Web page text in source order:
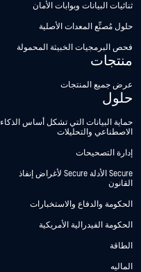
ثنائيات البيانات وبوابات الأمان
حلول مُصنِّع المعدات الأصلية
فحص البرمجيات الخبيثة المحمولة
منتجات
عرض جميع المنتجات
حلول
حماية البيانات التي تشكل أساس الذكاء
الاصطناعي والتحليلات
إدارة التصحيحات
Secure الأدلة Secure لأغراض إنفاذ
القانون
الحكومة والدفاع والاستخبارات
الحكومة الفيدرالية الأمريكية
الطاقة
الماليه